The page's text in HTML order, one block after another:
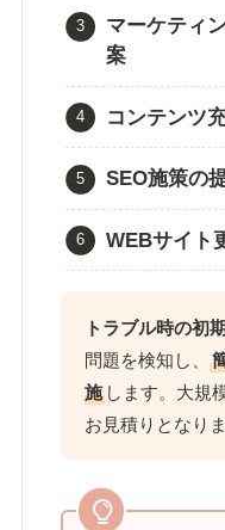
マーケティ
案
コンテンツ
SEO施策の
WEBサイト
トラブル時の初
問題を検知し、
施 します。大規
お見積りとなりま